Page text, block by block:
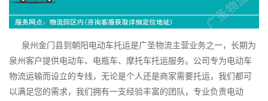
泉州金门县到朝阳电动车托运是广圣物流主营业务之一，长期为
泉州客户提供电动车、电瓶车、摩托车托运服务。公司专为电动车
物流运输而设立的专线，无论是个人还是商家需要托运，我们都可
以满足您的需求，我们拥有一支经验丰富的团队，专业负责电动